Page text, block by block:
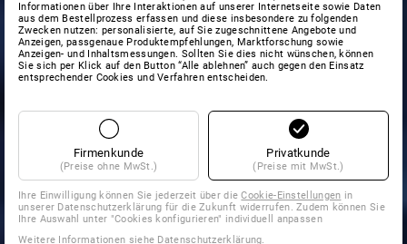
Informationen über Ihre Interaktionen auf unserer Internetseite sowie Daten
aus dem Bestellprozess erfassen und diese insbesondere zu folgenden
Zwecken nutzen: personalisierte, auf Sie zugeschnittene Angebote und
Anzeigen, passgenaue Produktempfehlungen, Marktforschung sowie
Anzeigen- und Inhaltsmessungen. Sollten Sie dies nicht wünschen, können
Sie sich per Klick auf den Button “Alle ablehnen” auch gegen den Einsatz
entsprechender Cookies und Verfahren entscheiden.
Firmenkunde
(Preise ohne MwSt.)
Privatkunde
(Preise mit MwSt.)
Ihre Einwilligung können Sie jederzeit über dieCookie-Einstellungen in
unserer Datenschutzerklärung für die Zukunft widerrufen. Zudem können Sie
Ihre Auswahl unter "Cookies konfigurieren" individuell anpassen
Weitere Informationen siehe Datenschutzerklärung